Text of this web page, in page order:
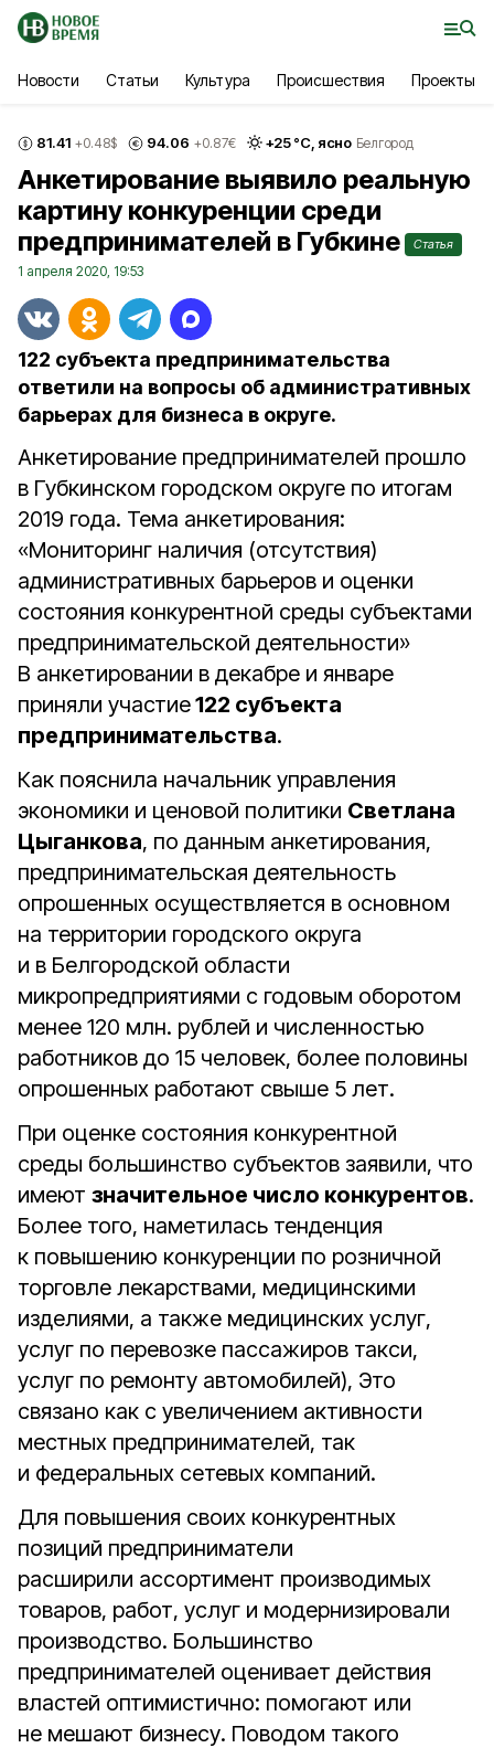
Новости Статьи Культура Происшествия Проекты
81.41 +0.48$ 94.06 +0.87€ +25°С, ясно Белгород
Анкетирование выявило реальную
картину конкуренции среди
предпринимателей в Губкине
Статья
1 апреля 2020, 19:53
122 субъекта предпринимательства
ответили на вопросы об административных
барьерах для бизнеса в округе.
Анкетирование предпринимателей прошло
в Губкинском городском округе по итогам
2019 года. Тема анкетирования:
«Мониторинг наличия (отсутствия)
административных барьеров и оценки
состояния конкурентной среды субъектами
предпринимательской деятельности»
В анкетировании в декабре и январе
приняли участие122 субъекта
предпринимательства.
Как пояснила начальник управления
экономики и ценовой политики Светлана
Цыганкова, по данным анкетирования,
предпринимательская деятельность
опрошенных осуществляется в основном
на территории городского округа
и в Белгородской области
микропредприятиями с годовым оборотом
менее 120 млн. рублей и численностью
работников до 15 человек, более половины
опрошенных работают свыше 5 лет.
При оценке состояния конкурентной
среды большинство субъектов заявили, что
имеют значительное число конкурентов.
Более того, наметилась тенденция
к повышению конкуренции по розничной
торговле лекарствами, медицинскими
изделиями, а также медицинских услуг,
услуг по перевозке пассажиров такси,
услуг по ремонту автомобилей), Это
связано как с увеличением активности
местных предпринимателей, так
и федеральных сетевых компаний.
Для повышения своих конкурентных
позиций предприниматели
расширили ассортимент производимых
товаров, работ, услуг и модернизировали
производство. Большинство
предпринимателей оценивает действия
властей оптимистично: помогают или
не мешают бизнесу. Поводом такого